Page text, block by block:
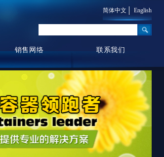
简体中文 English
销售网络 联系我们